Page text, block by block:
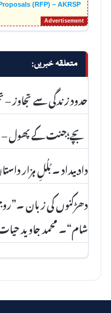
(RFP) – AKRSP
متعلقہ خبریں:
حدود زندگی سے تجاوز
بچے؛جنت کے پھول –
داد بیداد ۔ بُلُلِ ہزار
دھڑکنوں کی زبان
شام“۔ محمد جاوید